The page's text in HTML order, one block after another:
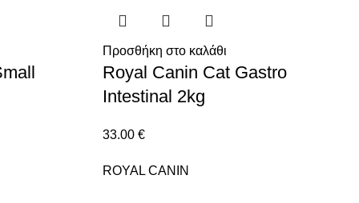
Προσθήκη στο καλάθι
Royal Canin Cat Gastro
Intestinal 2kg
33.00 €
ROYAL CANIN